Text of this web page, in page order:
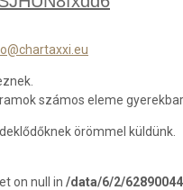
számos eleme
örömmel küldünk.
on null in /data/6/2/